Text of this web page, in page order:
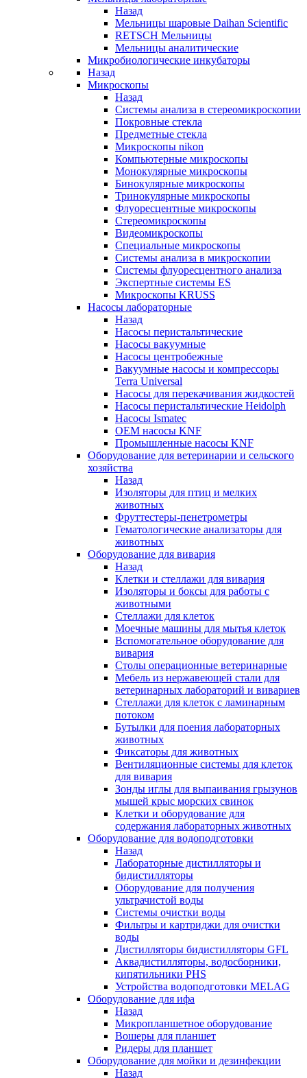
Назад
Мельницы шаровые Daihan Scientific
RETSCH Мельницы
Мельницы аналитические
Микробиологические инкубаторы
Назад
Микроскопы
Назад
Системы анализа в стереомикроскопии
Покровные стекла
Предметные стекла
Микроскопы nikon
Компьютерные микроскопы
Монокулярные микроскопы
Бинокулярные микроскопы
Тринокулярные микроскопы
Флуоресцентные микроскопы
Стереомикроскопы
Видеомикроскопы
Специальные микроскопы
Системы анализа в микроскопии
Системы флуоресцентного анализа
Экспертные системы ES
Микроскопы KRUSS
Насосы лабораторные
Назад
Насосы перистальтические
Насосы вакуумные
Насосы центробежные
Вакуумные насосы и компрессоры
Terra Universal
Насосы для перекачивания жидкостей
Насосы перистальтические Heidolph
Насосы Ismatec
OEM насосы KNF
Промышленные насосы KNF
Оборудование для ветеринарии и сельского
хозяйства
Назад
Изоляторы для птиц и мелких
животных
Фруттестеры-пенетрометры
Гематологические анализаторы для
животных
Оборудование для вивария
Назад
Клетки и стеллажи для вивария
Изоляторы и боксы для работы с
животными
Стеллажи для клеток
Моечные машины для мытья клеток
Вспомогательное оборудование для
вивария
Столы операционные ветеринарные
Мебель из нержавеющей стали для
ветеринарных лабораторий и вивариев
Стеллажи для клеток с ламинарным
потоком
Бутылки для поения лабораторных
животных
Фиксаторы для животных
Вентиляционные системы для клеток
для вивария
Зонды иглы для выпаивания грызунов
мышей крыс морских свинок
Клетки и оборудование для
содержания лабораторных животных
Оборудование для водоподготовки
Назад
Лабораторные дистилляторы и
бидистилляторы
Оборудование для получения
ультрачистой воды
Системы очистки воды
Фильтры и картриджи для очистки
воды
Дистилляторы бидистилляторы GFL
Аквадистилляторы, водосборники,
кипятильники PHS
Устройства водоподготовки MELAG
Оборудование для ифа
Назад
Микропланшетное оборудование
Вошеры для планшет
Ридеры для планшет
Оборудование для мойки и дезинфекции
Назад